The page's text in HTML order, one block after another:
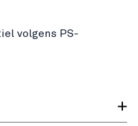
volgens PS-